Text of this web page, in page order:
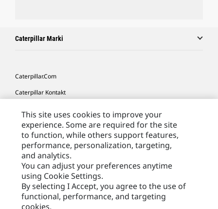
Caterpillar Marki
Caterpillar.com
Caterpillar Kontakt
Moje Preferencje Marketingowe
Site Map
Cookie Settings
Legal
Privacy
This site uses cookies to improve your
experience. Some are required for the site
to function, while others support features,
performance, personalization, targeting,
and analytics.
You can adjust your preferences anytime
using Cookie Settings.
By selecting I Accept, you agree to the use of
functional, performance, and targeting
cookies.